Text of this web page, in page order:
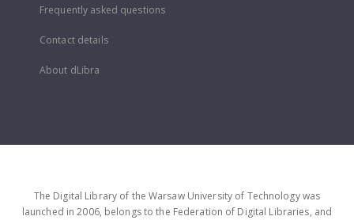
Frequently asked questions
Contact details
About dLibra
The Digital Library of the Warsaw University of Technology was
launched in 2006, belongs to the Federation of Digital Libraries, and